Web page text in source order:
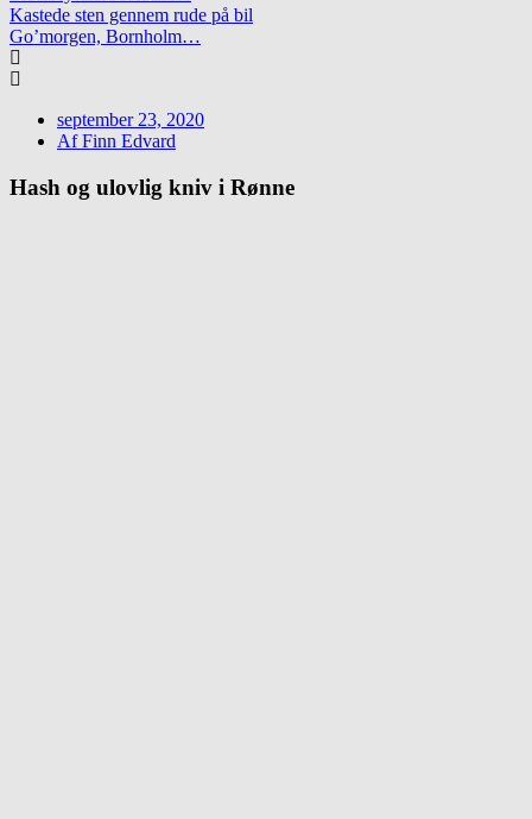
Kastede sten gennem rude på bil
Go’morgen, Bornholm…
september 23, 2020
AfFinn Edvard
Hash og ulovlig kniv i Rønne